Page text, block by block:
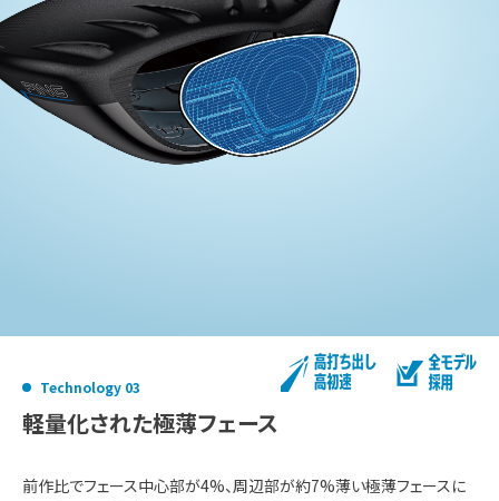
Technology 03
軽量化された極薄フェース
前作比でフェース中心部が4%、周辺部が約7%薄い極薄フェースに